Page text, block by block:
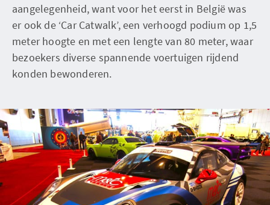
aangelegenheid, want voor het eerst in België was
er ook de ‘Car Catwalk’, een verhoogd podium op 1,5
meter hoogte en met een lengte van 80 meter, waar
bezoekers diverse spannende voertuigen rijdend
konden bewonderen.